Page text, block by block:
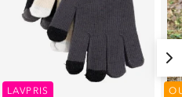
LAVPRIS